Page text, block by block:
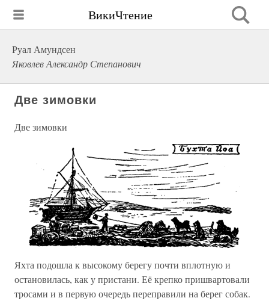
ВикиЧтение
Руал Амундсен
Яковлев Александр Степанович
Две зимовки
Две зимовки
Яхта подошла к высокому берегу почти вплотную и
остановилась, как у пристани. Её крепко пришвартовали
тросами и в первую очередь переправили на берег собак.